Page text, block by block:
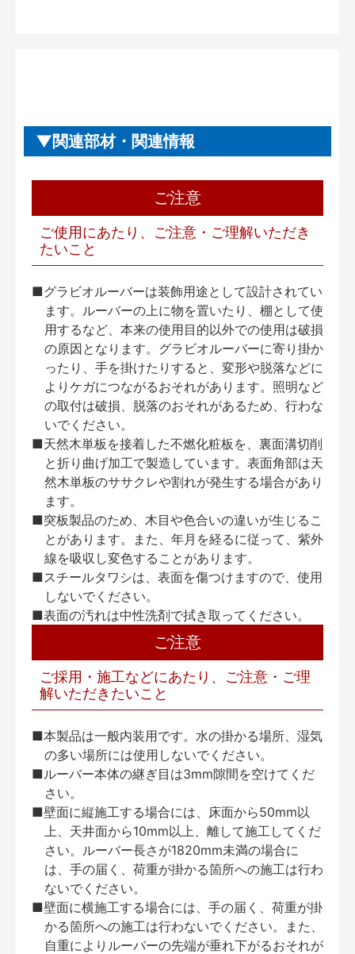
関連部材・関連情報
ご注意
ご使用にあたり、ご注意・ご理解いただき
たいこと
■グラビオルーバーは装飾用途として設計されてい
ます。ルーバーの上に物を置いたり、棚として使
用するなど、本来の使用目的以外での使用は破損
の原因となります。グラビオルーバーに寄り掛か
ったり、手を掛けたりすると、変形や脱落などに
よりケガにつながるおそれがあります。照明など
の取付は破損、脱落のおそれがあるため、行わな
いでください。
■天然木単板を接着した不燃化粧板を、裏面溝切削
と折り曲げ加工で製造しています。表面角部は天
然木単板のササクレや割れが発生する場合があり
ます。
■突板製品のため、木目や色合いの違いが生じるこ
とがあります。また、年月を経るに従って、紫外
線を吸収し変色することがあります。
■スチールタワシは、表面を傷つけますので、使用
しないでください。
■表面の汚れは中性洗剤で拭き取ってください。
ご注意
ご採用・施工などにあたり、ご注意・ご理
解いただきたいこと
■本製品は一般内装用です。水の掛かる場所、湿気
の多い場所には使用しないでください。
■ルーバー本体の継ぎ目は3mm隙間を空けてくだ
さい。
■壁面に縦施工する場合には、床面から50mm以
上、天井面から10mm以上、離して施工してくだ
さい。ルーバー長さが1820mm未満の場合に
は、手の届く、荷重が掛かる箇所への施工は行わ
ないでください。
■壁面に横施工する場合には、手の届く、荷重が掛
かる箇所への施工は行わないでください。また、
自重によりルーバーの先端が垂れ下がるおそれが